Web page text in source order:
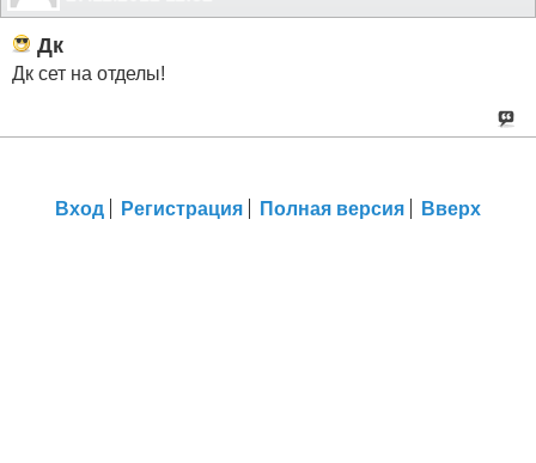
Дк
Дк сет на отделы!
Вход Регистрация Полная версия Вверх